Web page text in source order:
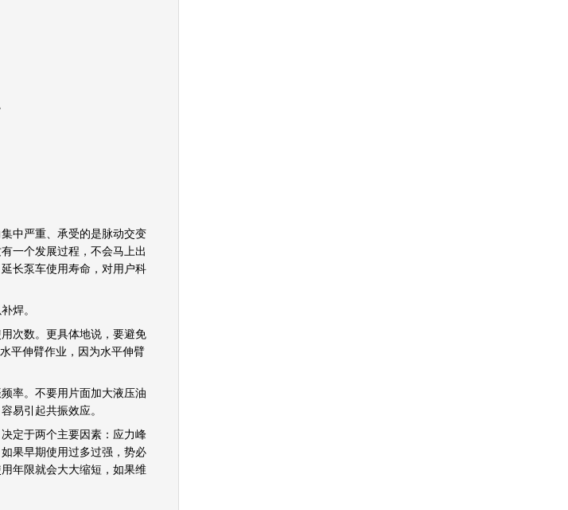
中严重、承受的是脉动交变
一个发展过程，不会马上出
长泵车使用寿命，对用户科
焊。
次数。更具体地说，要避免
平伸臂作业，因为水平伸臂
率。不要用片面加大液压油
易引起共振效应。
定于两个主要因素：应力峰
果早期使用过多过强，势必
年限就会大大缩短，如果维